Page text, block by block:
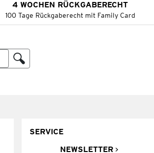
4 WOCHEN RÜCKGABERECHT
100 Tage Rückgaberecht mit Family Card
SERVICE
NEWSLETTER